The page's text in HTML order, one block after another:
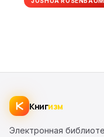
Книгизм
Электронная